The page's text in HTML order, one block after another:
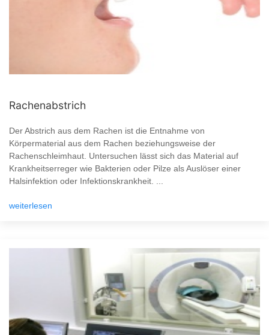
Rachenabstrich
Der Abstrich aus dem Rachen ist die Entnahme von
Körpermaterial aus dem Rachen beziehungsweise der
Rachenschleimhaut. Untersuchen lässt sich das Material auf
Krankheitserreger wie Bakterien oder Pilze als Auslöser einer
Halsinfektion oder Infektionskrankheit. ...
weiterlesen